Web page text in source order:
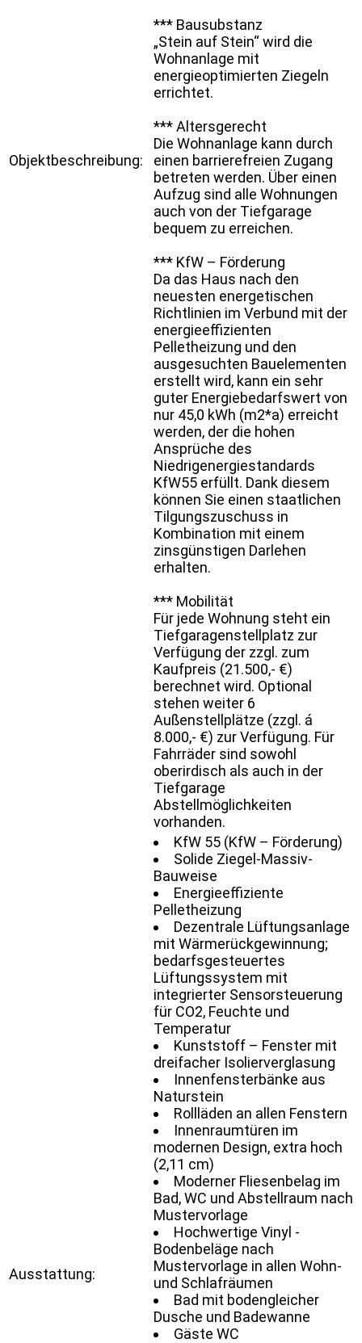
Objektbeschreibung:
*** Bausubstanz
„Stein auf Stein“ wird die
Wohnanlage mit
energieoptimierten Ziegeln
errichtet.
*** Altersgerecht
Die Wohnanlage kann durch
einen barrierefreien Zugang
betreten werden. Über einen
Aufzug sind alle Wohnungen
auch von der Tiefgarage
bequem zu erreichen.
*** KfW – Förderung
Da das Haus nach den
neuesten energetischen
Richtlinien im Verbund mit der
energieeffizienten
Pelletheizung und den
ausgesuchten Bauelementen
erstellt wird, kann ein sehr
guter Energiebedarfswert von
nur 45,0 kWh (m2*a) erreicht
werden, der die hohen
Ansprüche des
Niedrigenergiestandards
KfW55 erfüllt. Dank diesem
können Sie einen staatlichen
Tilgungszuschuss in
Kombination mit einem
zinsgünstigen Darlehen
erhalten.
*** Mobilität
Für jede Wohnung steht ein
Tiefgaragenstellplatz zur
Verfügung der zzgl. zum
Kaufpreis (21.500,- €)
berechnet wird. Optional
stehen weiter 6
Außenstellplätze (zzgl. á
8.000,- €) zur Verfügung. Für
Fahrräder sind sowohl
oberirdisch als auch in der
Tiefgarage
Abstellmöglichkeiten
vorhanden.
Ausstattung:
KfW 55 (KfW – Förderung)
Solide Ziegel-Massiv-
Bauweise
Energieeffiziente
Pelletheizung
Dezentrale Lüftungsanlage
mit Wärmerückgewinnung;
bedarfsgesteuertes
Lüftungssystem mit
integrierter Sensorsteuerung
für CO2, Feuchte und
Temperatur
Kunststoff – Fenster mit
dreifacher Isolierverglasung
Innenfensterbänke aus
Naturstein
Rollläden an allen Fenstern
Innenraumtüren im
modernen Design, extra hoch
(2,11 cm)
Moderner Fliesenbelag im
Bad, WC und Abstellraum nach
Mustervorlage
Hochwertige Vinyl -
Bodenbeläge nach
Mustervorlage in allen Wohn-
und Schlafräumen
Bad mit bodengleicher
Dusche und Badewanne
Gäste WC